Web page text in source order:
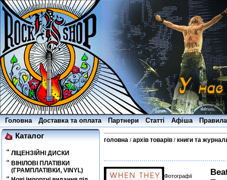
Головна Доставка та оплата Партнери Статті Афіша
Каталог
ЛІЦЕНЗІЙНІ ДИСКИ
ВІНІЛОВІ ПЛАТІВКИ
(ГРАМПЛАТІВКИ, VINYL)
головна / архів товарів / книги та
Фотографії